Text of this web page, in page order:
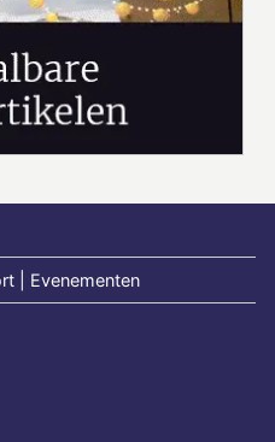
| Evenementen